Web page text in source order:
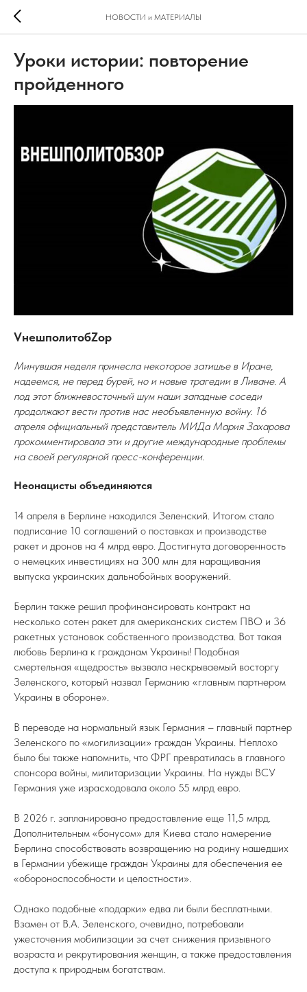
НОВОСТИ и МАТЕРИАЛЫ
Уроки истории: повторение
пройденного
VнешполитобZор
Минувшая неделя принесла некоторое затишье в Иране,
надеемся, не перед бурей, но и новые трагедии в Ливане. А
под этот ближневосточный шум наши западные соседи
продолжают вести против нас необъявленную войну. 16
апреля официальный представитель МИДа Мария Захарова
прокомментировала эти и другие международные проблемы
на своей регулярной пресс-конференции.
Неонацисты объединяются
14 апреля в Берлине находился Зеленский. Итогом стало
подписание 10 соглашений о поставках и производстве
ракет и дронов на 4 млрд евро. Достигнута договоренность
о немецких инвестициях на 300 млн для наращивания
выпуска украинских дальнобойных вооружений.
Берлин также решил профинансировать контракт на
несколько сотен ракет для американских систем ПВО и 36
ракетных установок собственного производства. Вот такая
любовь Берлина к гражданам Украины! Подобная
смертельная «щедрость» вызвала нескрываемый восторгу
Зеленского, который назвал Германию «главным партнером
Украины в обороне».
В переводе на нормальный язык Германия – главный партнер
Зеленского по «могилизации» граждан Украины. Неплохо
было бы также напомнить, что ФРГ превратилась в главного
спонсора войны, милитаризации Украины. На нужды ВСУ
Германия уже израсходовала около 55 млрд евро.
В 2026 г. запланировано предоставление еще 11,5 млрд.
Дополнительным «бонусом» для Киева стало намерение
Берлина способствовать возвращению на родину нашедших
в Германии убежище граждан Украины для обеспечения ее
«обороноспособности и целостности».
Однако подобные «подарки» едва ли были бесплатными.
Взамен от В.А. Зеленского, очевидно, потребовали
ужесточения мобилизации за счет снижения призывного
возраста и рекрутирования женщин, а также предоставления
доступа к природным богатствам.